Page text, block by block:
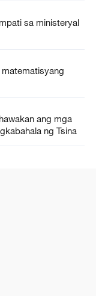
sa ministeryal
ang mga
ng Tsina